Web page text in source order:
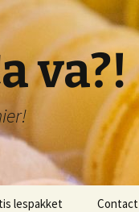
va?!
lespakket Contact